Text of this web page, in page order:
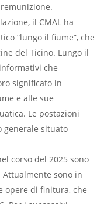
il CMAL ha
“lungo il fiume”, che
del Ticino. Lungo il
che
significato in
e alle sue
Le postazioni
generale situato
corso del 2025 sono
sono in
opere di finitura, che